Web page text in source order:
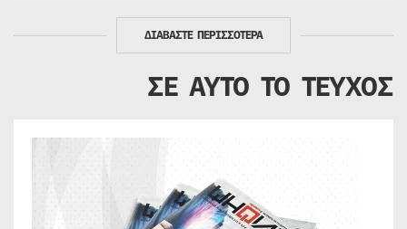
ΔΙΑΒΑΣΤΕ ΠΕΡΙΣΣΟΤΕΡΑ
ΣΕ ΑΥΤΟ ΤΟ ΤΕΥΧΟΣ